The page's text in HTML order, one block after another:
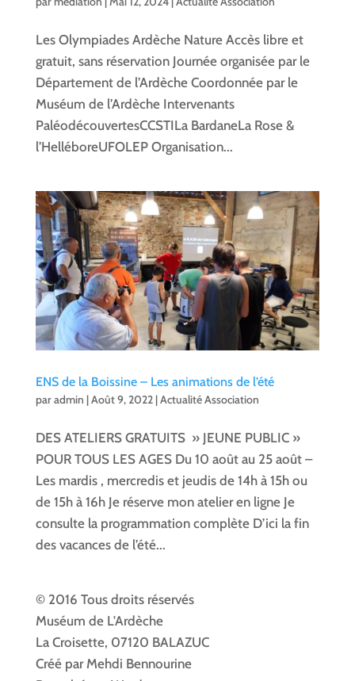
Les Olympiades Ardèche Nature Accès libre et
gratuit, sans réservation Journée organisée par le
Département de l’Ardèche Coordonnée par le
Muséum de l’Ardèche Intervenants
PaléodécouvertesCCSTILa BardaneLa Rose &
l’HelléboreUFOLEP Organisation...
ENS de la Boissine – Les animations de l’été
paradmin |Août 9, 2022|Actualité Association
DES ATELIERS GRATUITS » JEUNE PUBLIC »
POUR TOUS LES AGES Du 10 août au 25 août –
Les mardis , mercredis et jeudis de 14h à 15h ou
de 15h à 16h Je réserve mon atelier en ligne Je
consulte la programmation complète D’ici la fin
des vacances de l’été...
© 2016 Tous droits réservés
Muséum de L'Ardèche
La Croisette, 07120 BALAZUC
Créé par Mehdi Bennourine